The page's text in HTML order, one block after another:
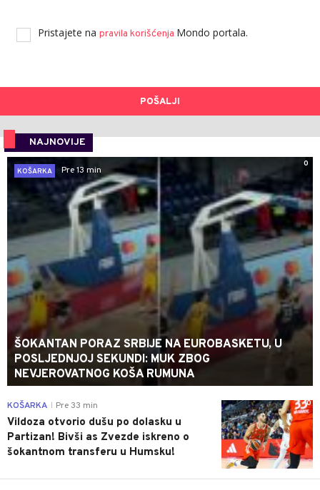
Pristajete na pravila korišćenja Mondo portala.
POŠALJI
NAJNOVIJE
0
KOŠARKA
Pre 13 min
ŠOKANTAN PORAZ SRBIJE NA EUROBASKETU, U
POSLJEDNJOJ SEKUNDI: MUK ZBOG
NEVJEROVATNOG KOŠA RUMUNA
0
KOŠARKA Pre 33 min
Vildoza otvorio dušu po dolasku u
Partizan! Bivši as Zvezde iskreno o
šokantnom transferu u Humsku!